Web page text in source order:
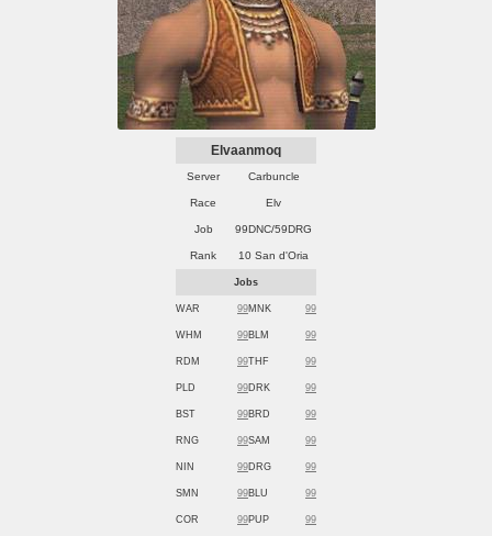
Elvaanmoq
Server Carbuncle
Race Elv
Job 99DNC/59DRG
Rank 10 San d'Oria
Jobs
WAR 99MNK 99
WHM 99BLM 99
RDM 99THF 99
PLD 99DRK 99
BST 99BRD 99
RNG 99SAM 99
NIN 99DRG 99
SMN 99BLU 99
COR 99PUP 99